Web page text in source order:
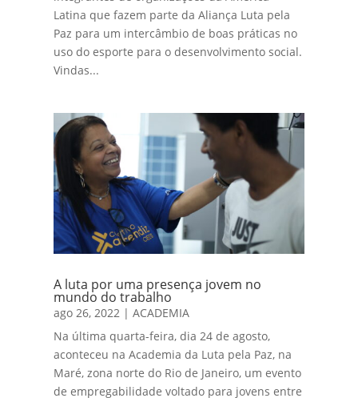
Latina que fazem parte da Aliança Luta pela
Paz para um intercâmbio de boas práticas no
uso do esporte para o desenvolvimento social.
Vindas...
A luta por uma presença jovem no
mundo do trabalho
ago 26, 2022 |ACADEMIA
Na última quarta-feira, dia 24 de agosto,
aconteceu na Academia da Luta pela Paz, na
Maré, zona norte do Rio de Janeiro, um evento
de empregabilidade voltado para jovens entre